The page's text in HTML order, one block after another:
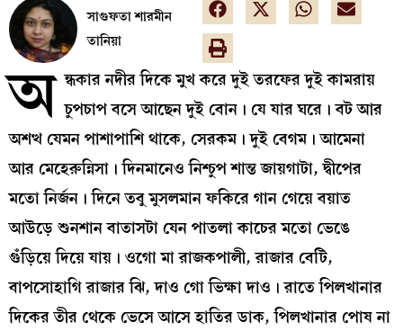
সাগুফতা শারমীন
তানিয়া
অ ন্ধকার নদীর দিকে মুখ করে দুই তরফের দুই কামরায়
চুপচাপ বসে আছেন দুই বোন। যে যার ঘরে। বট আর
অশত্থ যেমন পাশাপাশি থাকে, সেরকম। দুই বেগম। আমেনা
আর মেহেরুন্নিসা। দিনমানেও নিশ্চুপ শান্ত জায়গাটা, দ্বীপের
মতো নির্জন। দিনে তবু মুসলমান ফকিরে গান গেয়ে বয়াত
আউড়ে শুনশান বাতাসটা যেন পাতলা কাচের মতো ভেঙে
গুঁড়িয়ে দিয়ে যায়। ওগো মা রাজকপালী, রাজার বেটি,
বাপসোহাগি রাজার ঝি, দাও গো ভিক্ষা দাও। রাতে পিলখানার
দিকের তীর থেকে ভেসে আসে হাতির ডাক, পিলখানার পোষ না